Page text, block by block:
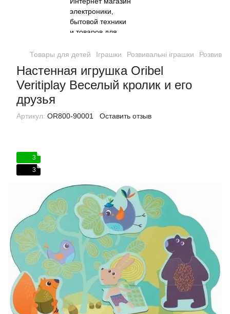
Товары для детей Іграшки Розвивальні іграшки
Настенная игрушка Oribel
Veritiplay Веселый кролик и его
друзья
Артикул: OR800-90001 Оставить отзыв
3
3